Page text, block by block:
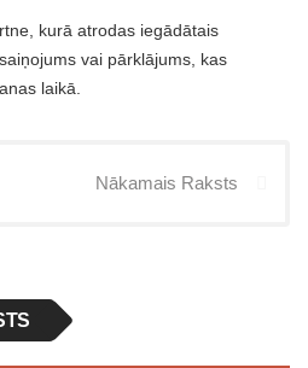
kurā atrodas iegādātais
vai pārklājums, kas
laikā.
Nākamais Raksts